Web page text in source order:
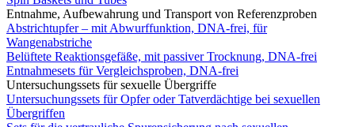
Entnahme, Aufbewahrung und Transport von Referenzproben
Abstrichtupfer – mit Abwurffunktion, DNA-frei, für
Wangenabstriche
Belüftete Reaktionsgefäße, mit passiver Trocknung, DNA-frei
Entnahmesets für Vergleichsproben, DNA-frei
Untersuchungssets für sexuelle Übergriffe
Untersuchungssets für Opfer oder Tatverdächtige bei sexuellen
Übergriffen